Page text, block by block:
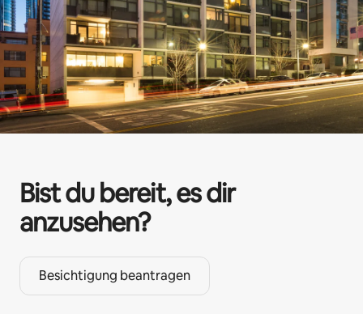
Bist du bereit, es dir
anzusehen?
Besichtigung beantragen